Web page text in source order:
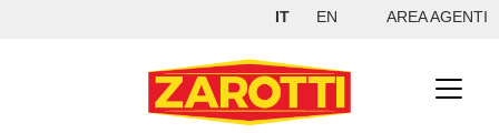
IT EN AREA AGENTI